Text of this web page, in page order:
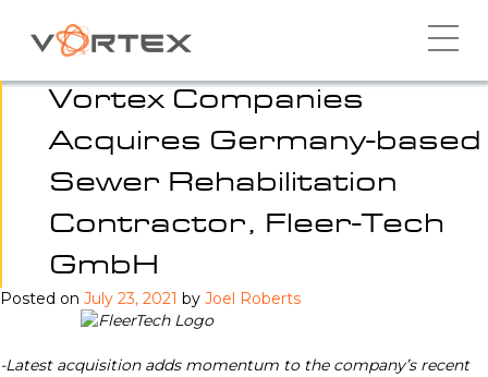
content
Vortex Companies
Acquires Germany-based
Sewer Rehabilitation
Contractor, Fleer-Tech
GmbH
Posted on July 23, 2021 by Joel Roberts
-Latest acquisition adds momentum to the company’s recent